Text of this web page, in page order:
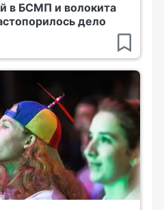
в БСМП и волокита
дело